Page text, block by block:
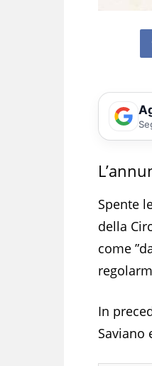
Spente
della
come
In
Saviano